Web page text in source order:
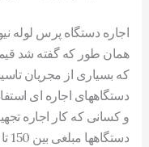
اجاره دستگاه پرس لوله
همان طور که گفته شد
که بسیاری از مجریان
دستگاههای اجاره ای
و کسانی که کار اجاره